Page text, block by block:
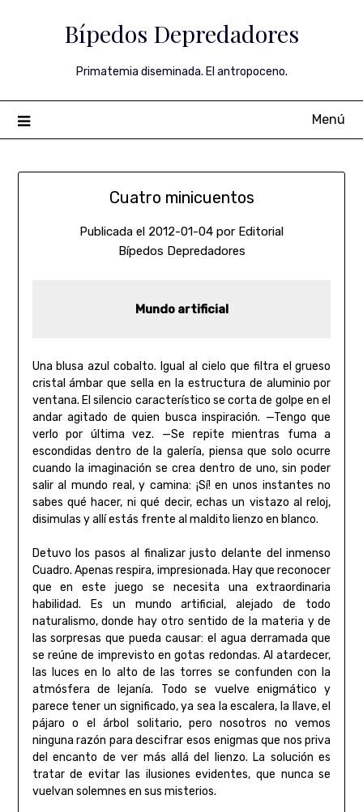
Bípedos Depredadores
Primatemia diseminada. El antropoceno.
Menú
Cuatro minicuentos
Publicada el 2012-01-04 por Editorial
Bípedos Depredadores
Mundo artificial
Una blusa azul cobalto. Igual al cielo que filtra el grueso
cristal ámbar que sella en la estructura de aluminio por
ventana. El silencio característico se corta de golpe en el
andar agitado de quien busca inspiración. —Tengo que
verlo por última vez. —Se repite mientras fuma a
escondidas dentro de la galería, piensa que solo ocurre
cuando la imaginación se crea dentro de uno, sin poder
salir al mundo real, y camina: ¡Sí! en unos instantes no
sabes qué hacer, ni qué decir, echas un vistazo al reloj,
disimulas y allí estás frente al maldito lienzo en blanco.
Detuvo los pasos al finalizar justo delante del inmenso
Cuadro. Apenas respira, impresionada. Hay que reconocer
que en este juego se necesita una extraordinaria
habilidad. Es un mundo artificial, alejado de todo
naturalismo, donde hay otro sentido de la materia y de
las sorpresas que pueda causar: el agua derramada que
se reúne de imprevisto en gotas redondas. Al atardecer,
las luces en lo alto de las torres se confunden con la
atmósfera de lejanía. Todo se vuelve enigmático y
parece tener un significado, ya sea la escalera, la llave, el
pájaro o el árbol solitario, pero nosotros no vemos
ninguna razón para descifrar esos enigmas que nos priva
del encanto de ver más allá del lienzo. La solución es
tratar de evitar las ilusiones evidentes, que nunca se
vuelvan solemnes en sus misterios.